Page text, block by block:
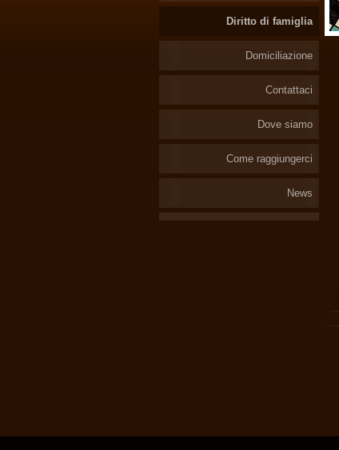
Diritto di famiglia
Domiciliazione
Contattaci
Dove siamo
Come raggiungerci
News